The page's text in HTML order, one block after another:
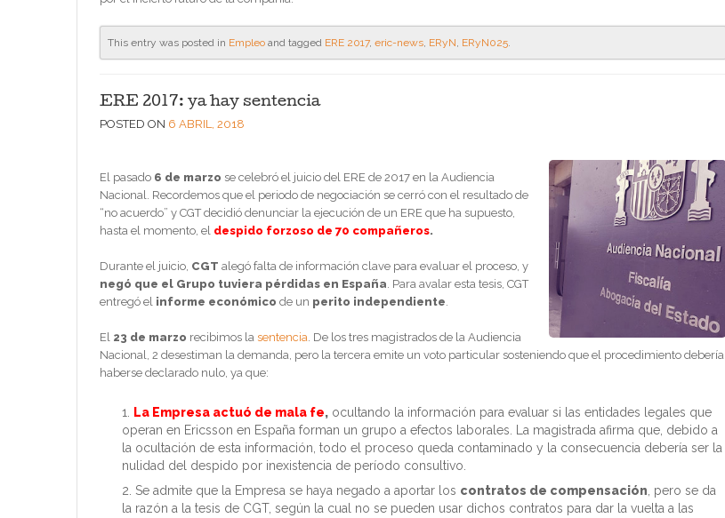
This entry was posted in Empleo and tagged ERE 2017, eric-news, ERyN, ERyN025.
ERE 2017: ya hay sentencia
POSTED ON 6 ABRIL, 2018
El pasado 6 de marzo se celebró el juicio del ERE de 2017 en la Audiencia
Nacional. Recordemos que el periodo de negociación se cerró con el resultado de
“no acuerdo” y CGT decidió denunciar la ejecución de un ERE que ha supuesto,
hasta el momento, el despido forzoso de 70 compañeros.
Durante el juicio, CGT alegó falta de información clave para evaluar el proceso, y
negó que el Grupo tuviera pérdidas en España. Para avalar esta tesis, CGT
entregó el informe económico de un perito independiente.
El 23 de marzo recibimos la sentencia. De los tres magistrados de la Audiencia
Nacional, 2 desestiman la demanda, pero la tercera emite un voto particular sosteniendo que el procedimiento debería
haberse declarado nulo, ya que:
La Empresa actuó de mala fe, ocultando la información para evaluar si las entidades legales que
operan en Ericsson en España forman un grupo a efectos laborales. La magistrada afirma que, debido a
la ocultación de esta información, todo el proceso queda contaminado y la consecuencia debería ser la
nulidad del despido por inexistencia de período consultivo.
Se admite que la Empresa se haya negado a aportar los contratos de compensación, pero se da
la razón a la tesis de CGT, según la cual no se pueden usar dichos contratos para dar la vuelta a las